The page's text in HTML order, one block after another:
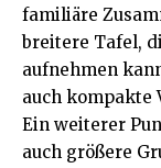
familiäre
breitere Tafel,
aufnehmen
auch kompakte
Ein weiterer
auch größere